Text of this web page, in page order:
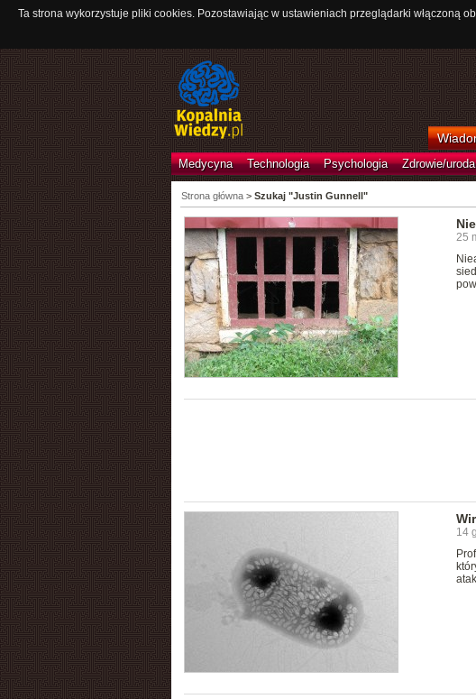
Ta strona wykorzystuje pliki cookies. Pozostawiając w ustawieniach przeglądarki włączoną
Medycyna Technologia Psychologia Zdrowie/uroda
Strona główna> Szukaj "Justin Gunnell"
25
14